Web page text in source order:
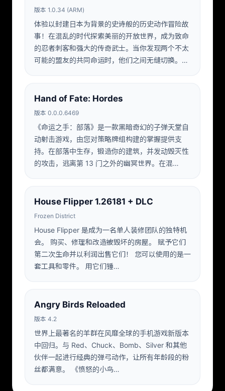
版本 1.0.34 (ARM)
体验以封建日本为背景的史诗般的历史动作冒险故
事！在混乱的时代探索美丽的开放世界，成为致命
的忍者刺客和强大的传奇武士。当你发现两个不太
可能的盟友的共同命运时，他们之间无缝切换。…
Hand of Fate: Hordes
版本 0.0.0.6469
《命运之手：部落》是一款黑暗奇幻的子弹天堂自
动射击游戏，由您对策略牌组构建的掌握提供支
持。在部落中生存，锻造你的建筑，并发动毁灭性
的攻击，逃离第 13 门之外的幽冥世界。在混…
House Flipper 1.26181 + DLC
Frozen District
House Flipper 是成为一名单人装修团队的独特机
会。 购买、修理和改造被毁坏的房屋。 赋予它们
第二次生命并以利润出售它们！ 您可以使用的是一
套工具和零件。 用它们锤…
Angry Birds Reloaded
版本 4.2
世界上最著名的羊群在风靡全球的手机游戏新版本
中回归。与 Red、Chuck、Bomb、Silver 和其他
伙伴一起进行经典的弹弓动作，让所有年龄段的粉
丝都满意。 《愤怒的小鸟…